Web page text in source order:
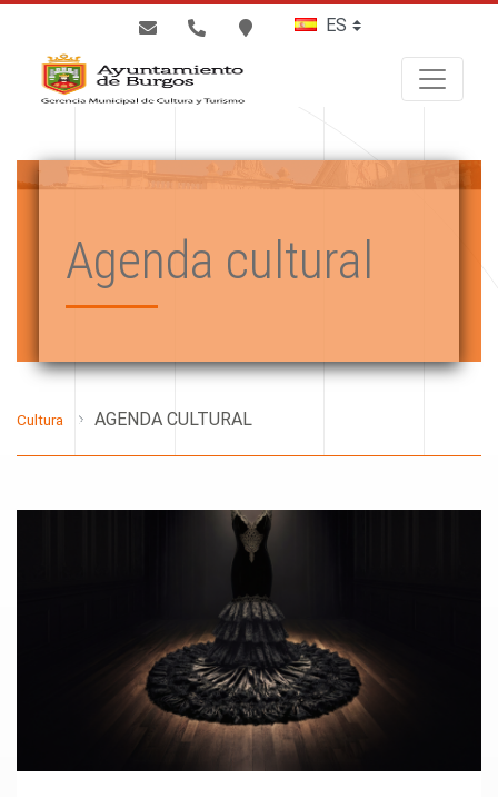
Agenda cultural
Cultura AGENDA CULTURAL